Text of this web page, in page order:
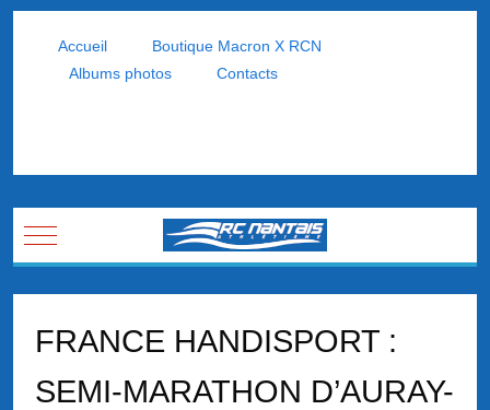
Accueil
Boutique Macron X RCN
Albums photos
Contacts
Mobile Menu Toggle
FRANCE HANDISPORT :
SEMI-MARATHON D’AURAY-